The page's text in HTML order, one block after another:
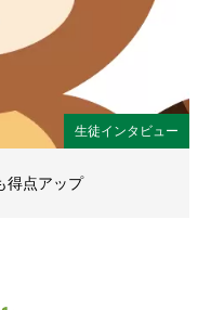
生徒インタビュー
得点アップ